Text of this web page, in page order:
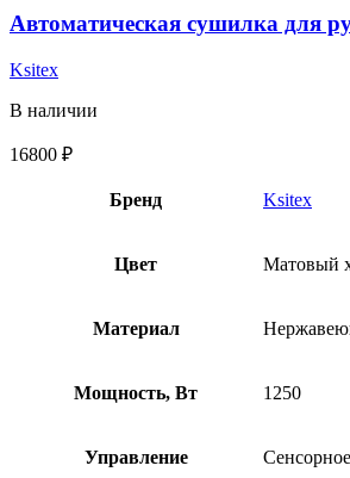
Автоматическая сушилка для
Ksitex
В наличии
16800 ₽
Бренд Ksitex
Цвет Матовый
Материал
Мощность, Вт 1250
Управление Сенсорное